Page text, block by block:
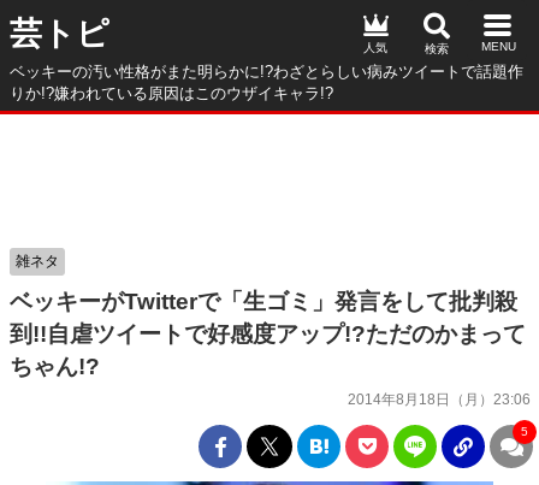
芸トピ
ベッキーの汚い性格がまた明らかに!?わざとらしい病みツイートで話題作
りか!?嫌われている原因はこのウザイキャラ!?
人気
ベッキーがTwitterで「生ゴミ」発言をして批判殺
到!!自虐ツイートで好感度アップ!?ただのかまって
ちゃん!?
2014年8月18日（月）23:06
雑ネタ
5